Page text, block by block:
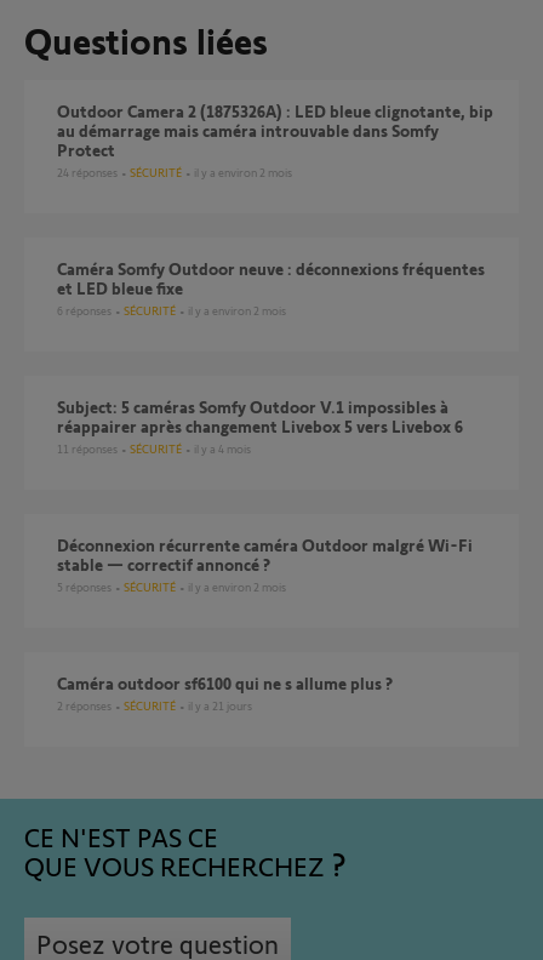
Questions liées
Outdoor Camera 2 (1875326A) : LED bleue clignotante, bip
au démarrage mais caméra introuvable dans Somfy
Protect
24 réponses SÉCURITÉ il y a environ 2 mois
Caméra Somfy Outdoor neuve : déconnexions fréquentes
et LED bleue fixe
6 réponses SÉCURITÉ il y a environ 2 mois
Subject: 5 caméras Somfy Outdoor V.1 impossibles à
réappairer après changement Livebox 5 vers Livebox 6
11 réponses SÉCURITÉ il y a 4 mois
Déconnexion récurrente caméra Outdoor malgré Wi-Fi
stable — correctif annoncé ?
5 réponses SÉCURITÉ il y a environ 2 mois
Caméra outdoor sf6100 qui ne s allume plus ?
2 réponses SÉCURITÉ il y a 21 jours
CE N'EST PAS CE
QUE VOUS RECHERCHEZ
Posez votre question